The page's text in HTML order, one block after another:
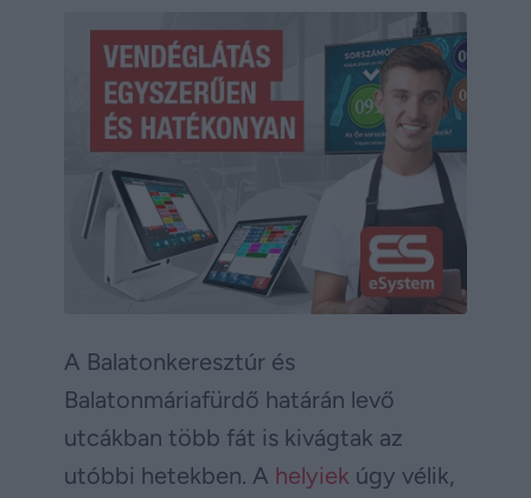
A Balatonkeresztúr és
Balatonmáriafürdő határán levő
utcákban több fát is kivágtak az
utóbbi hetekben. A helyiek úgy vélik,